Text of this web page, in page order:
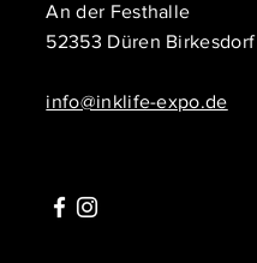
An der Festhalle
52353 Düren Birkesdorf
info@inklife-expo.de